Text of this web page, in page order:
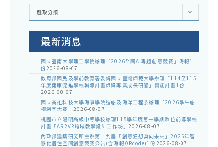
各
室
選取分類
最新消息
國立臺南大學理工學院辦理「2026全國AI專題創意競賽」海報1
份2026-08-07
教育部國民及學前教育署委請國立臺灣師範大學辦理「114至115
年度健康促進學校輔導計畫師資專業成長研習」實施計畫1份
2026-08-07
國立高雄科技大學海事學院造船及海洋工程系辦理「2026學生船
模創客大賽」 2026-08-07
桃園市立陽明高級中等學校辦理115學年度第一學期數位前導學校
計畫「AR2VR跨域教學設計工作坊」 2026-08-07
內政部建築研究所主辦第十九屆「創意狂想巢向未來」2026年智
慧化居住空間創意競賽公告(含海報QRcode)1份2026-08-07